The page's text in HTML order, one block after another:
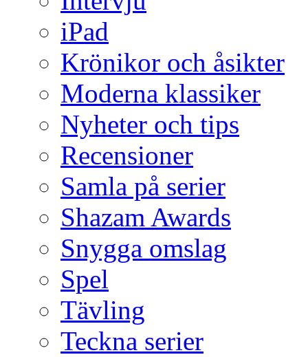
iPad
Krönikor och åsikter
Moderna klassiker
Nyheter och tips
Recensioner
Samla på serier
Shazam Awards
Snygga omslag
Spel
Tävling
Teckna serier